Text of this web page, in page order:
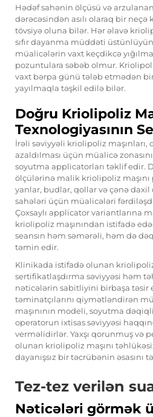
Hədəf sahənin ölçüsü və
dərəcəsindən asılı olaraq bir neçə
tövsiyə oluna bilər. Hər əlavə
sıfır dayanma müddəti
müalicələrin vaxt keçdikcə
pozuntulara səbəb olmur.
vaxt bərpa günü tələb etmədən
yayılmaqla təşkil edilə bilər.
Doğru Kriolipoliz
Texnologiyasının
İrəli səviyyəli kriolipoliz maşınları,
azaldılması üçün müalicə
soyutma applicatorları təklif edir.
ölçülərinə malik kriolipoliz
yanlar, budlar, qollar və çənə
sahələri üçün müalicələri
Çoxsaylı applicator variantlarına
kriolipoliz maşınından istifadə
seansın həm səmərəli, həm də
təmin edir.
Klinikada istifadə olunan kriolipoliz
sertifikatlaşdırma səviyyəsi həm
nəticələrin sabitliyini birbaşa təsir
təminatçılarını qiymətləndirən
maşınının modeli, soyutma
operatorun ixtisas səviyyəsi
verməlidirlər. Yaxşı qorunmuş və
olunan kriolipoliz maşını
dayanışsız bir təcrübənin əsasını
Tez-tez verilən
Nəticələri görmək